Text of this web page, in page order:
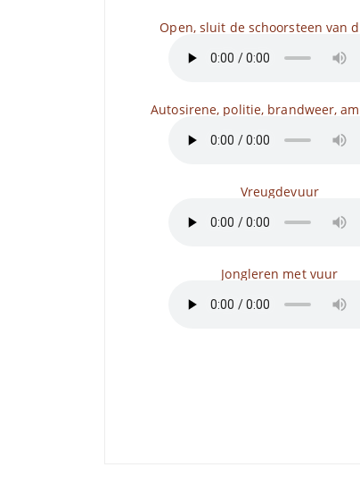
Open, sluit de schoorsteen van
Autosirene, politie, brandweer,
Vreugdevuur
Jongleren met vuur